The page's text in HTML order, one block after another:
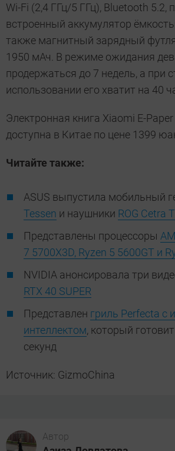
Wi-Fi (2,4 ГГц/5 ГГц), Bluetooth 5.2,
встроенный аккумулятор
также магнитный зарядный
1950 мАч. В режиме ожидания
продержаться до 7 недель, а при
использовании его хватит на 40
Электронная книга Xiaomi E-
доступна в Китае по цене 1399
Читайте также:
ASUS выпустила мобильный
Tessen и наушники ROG Cetra
Представлены процессоры
7 5700X3D, Ryzen 5 5600GT и
NVIDIA анонсировала три
RTX 40 SUPER
Представлен гриль Perfecta с
интеллектом, который
секунд
Источник: GizmoChina
Автор